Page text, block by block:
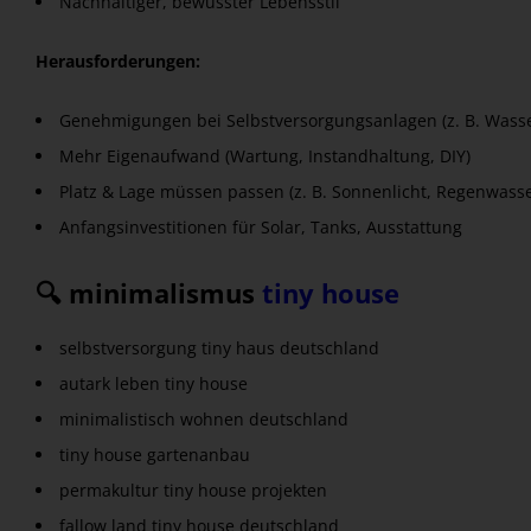
Herausforderungen:
Genehmigungen bei Selbstversorgungsanlagen (z. B.
Mehr Eigenaufwand (Wartung, Instandhaltung, DIY)
Platz & Lage müssen passen (z. B. Sonnenlicht,
Anfangsinvestitionen für Solar, Tanks, Ausstattung
🔍 minimalismus tiny house
selbstversorgung tiny haus deutschland
autark leben tiny house
minimalistisch wohnen deutschland
tiny house gartenanbau
permakultur tiny house projekten
fallow land tiny house deutschland